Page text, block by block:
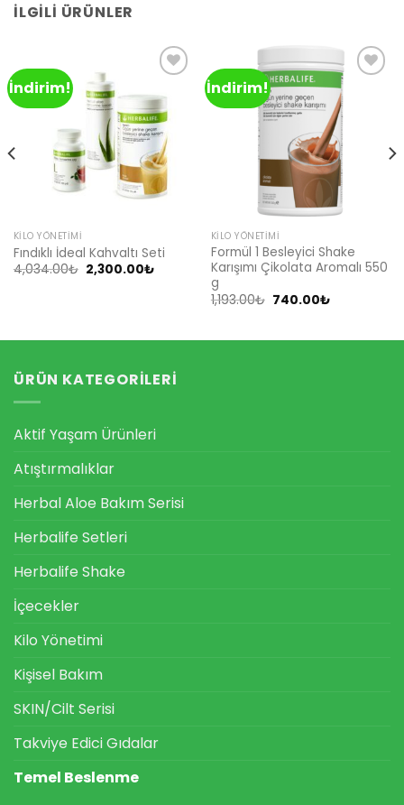
İLGILI ÜRÜNLER
İndirim!
Add to
wishlist
KILO YÖNETIMI
Fındıklı İdeal Kahvaltı Seti
4,034.00₺ Orijinal
fiyat:
2,300.00₺Şu
2,300.00₺.
İndirim!
KILO YÖNETIMI
Formül 1 Besleyici Shake
Karışımı Çikolata Aromalı 550
g
1,193.00₺ Orijinal
740.00₺Şu
ÜRÜN KATEGORILERI
Aktif Yaşam Ürünleri
Atıştırmalıklar
Herbal Aloe Bakım Serisi
Herbalife Setleri
Herbalife Shake
İçecekler
Kilo Yönetimi
Kişisel Bakım
SKIN/Cilt Serisi
Takviye Edici Gıdalar
Temel Beslenme